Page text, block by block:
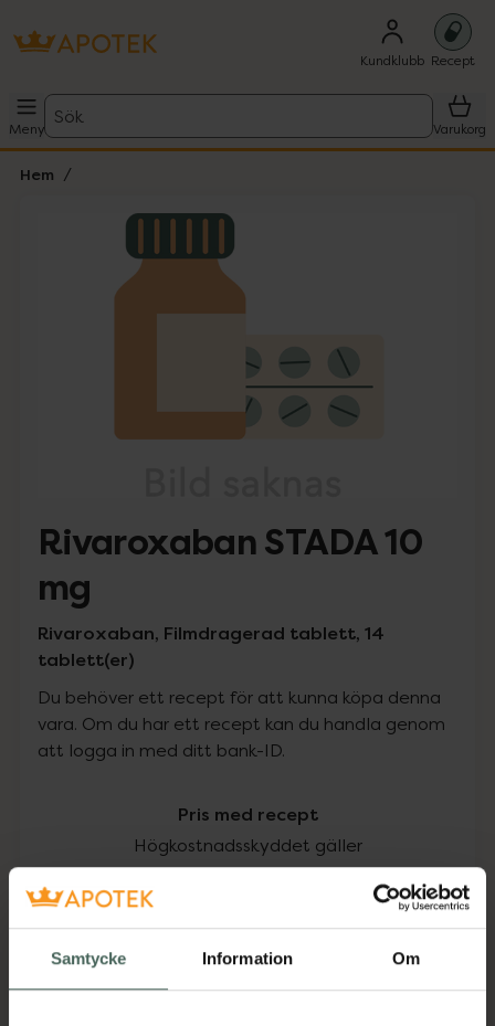
Samtycke Information Om
Kundklubb Recept
Meny
Sök
Varukorg
Hem
Lista: . Innehåller 1 objekt.
Rivaroxaban STADA 10
mg
Rivaroxaban, Filmdragerad tablett, 14
tablett(er)
Du behöver ett recept för att kunna köpa denna
vara. Om du har ett recept kan du handla genom
att logga in med ditt bank-ID.
Pris med recept
Högkostnadsskyddet gäller
94,99 kr
I apotek: 94,99 kr